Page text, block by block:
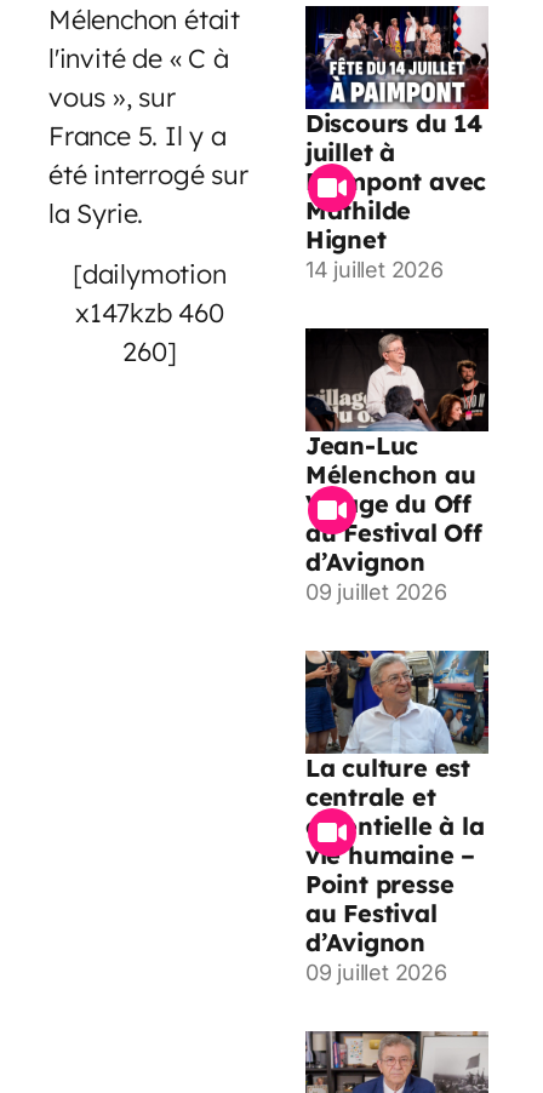
Mélenchon était
l'invité de « C à
vous », sur
France 5. Il y a
été interrogé sur
la Syrie.
[dailymotion
x147kzb 460
260]
Discours du 14
juillet à
Paimpont avec
Mathilde
Hignet
14 juillet 2026
Jean-Luc
Mélenchon au
Village du Off
du Festival Off
d’Avignon
09 juillet 2026
La culture est
centrale et
essentielle à la
vie humaine –
Point presse
au Festival
d’Avignon
09 juillet 2026